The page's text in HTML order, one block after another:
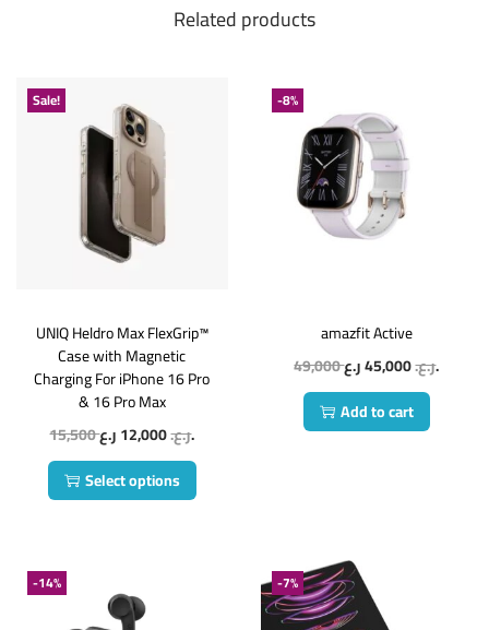
Related products
Sale!
UNIQ Heldro Max FlexGrip™
Case with Magnetic
Charging For iPhone 16 Pro
& 16 Pro Max
15,500
ر.ع.12,000
ر.ع.
Select options
-8%
amazfit Active
49,000
ر.ع.45,000
ر.ع.
Add to cart
-14% -7%